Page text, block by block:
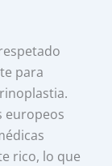
para
europeos
rico, lo que